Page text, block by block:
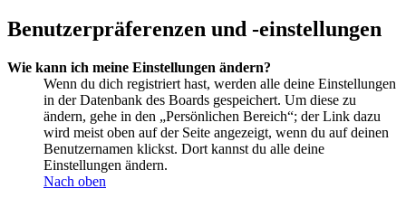
Benutzerpräferenzen und -einstellungen
Wie kann ich meine Einstellungen ändern?
Wenn du dich registriert hast, werden alle deine Einstellungen
in der Datenbank des Boards gespeichert. Um diese zu
ändern, gehe in den „Persönlichen Bereich“; der Link dazu
wird meist oben auf der Seite angezeigt, wenn du auf deinen
Benutzernamen klickst. Dort kannst du alle deine
Einstellungen ändern.
Nach oben